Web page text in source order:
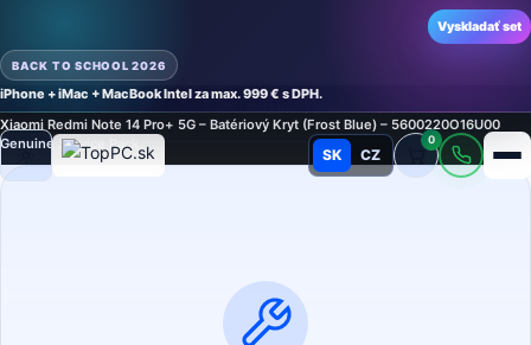
BACK TO SCHOOL 2026
iPhone + iMac + MacBook Intel za max. 999 € s DPH.
Vyskladať set
Režim SK CZ
0
Xiaomi Redmi Note 14 Pro+ 5G – Batériový Kryt (Frost Blue) – 5600220O16U00
Genuine Service Pack